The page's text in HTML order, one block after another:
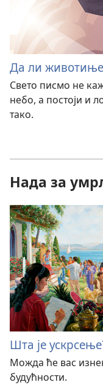
Да ли
Свето писмо не
небо, а постоји и
тако.
Нада за
Шта је
Можда ће вас
будућности.